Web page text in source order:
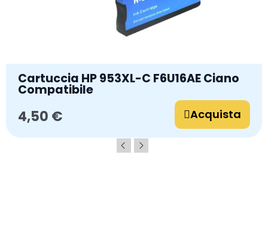
Cartuccia HP 953XL-C F6U16AE Ciano
Compatibile
4,50 € Acquista